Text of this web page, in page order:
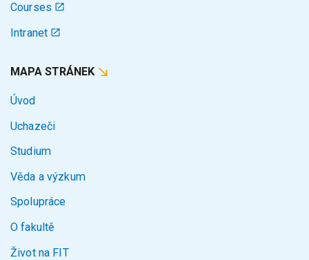
Courses
Intranet
MAPA STRÁNEK
Úvod
Uchazeči
Studium
Věda a výzkum
Spolupráce
O fakultě
Život na FIT